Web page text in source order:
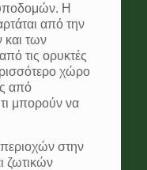
Η
από την
και των
τις ορυκτές
χώρο
από
μπορούν να
στην
ζωτικών